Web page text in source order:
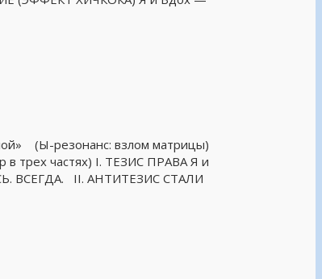
(Ы-резонанс: взлом матрицы)
в трех частях) I. ТЕЗИС ПРАВА Я и
ВСЕГДА. II. АНТИТЕЗИС СТАЛИ